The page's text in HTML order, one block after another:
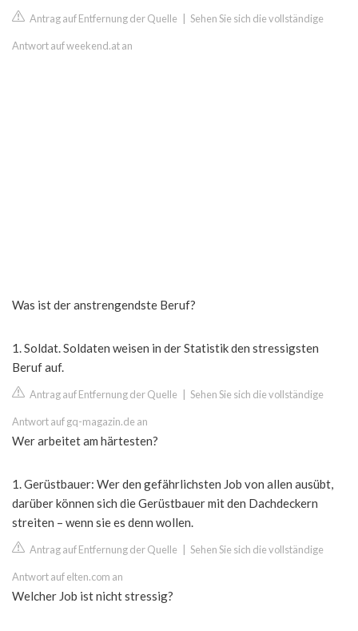
Antrag auf Entfernung der Quelle Sehen Sie sich die vollständige
Antwort auf weekend.at an
Was ist der anstrengendste Beruf?
1. Soldat. Soldaten weisen in der Statistik den stressigsten
Beruf auf.
Antrag auf Entfernung der Quelle Sehen Sie sich die vollständige
Antwort auf gq-magazin.de an
Wer arbeitet am härtesten?
1. Gerüstbauer: Wer den gefährlichsten Job von allen ausübt,
darüber können sich die Gerüstbauer mit den Dachdeckern
streiten – wenn sie es denn wollen.
Antrag auf Entfernung der Quelle Sehen Sie sich die vollständige
Antwort auf elten.com an
Welcher Job ist nicht stressig?